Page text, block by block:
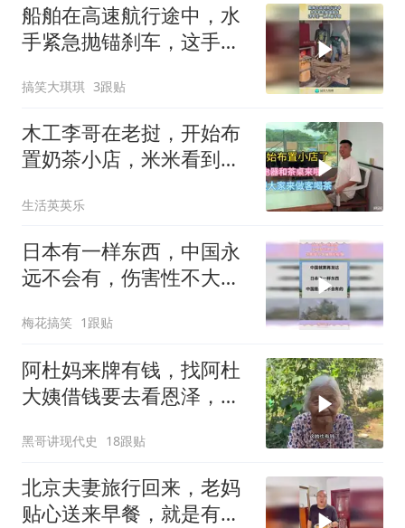
船舶在高速航行途中，水
手紧急抛锚刹车，这手法
搞笑大琪琪 3跟贴
木工李哥在老挝，开始布
置奶茶小店，米米看到会
生活英英乐
日本有一样东西，中国永
远不会有，伤害性不大侮
梅花搞笑 1跟贴
阿杜妈来牌有钱，找阿杜
大姨借钱要去看恩泽，看
黑哥讲现代史 18跟贴
北京夫妻旅行回来，老妈
贴心送来早餐，就是有点